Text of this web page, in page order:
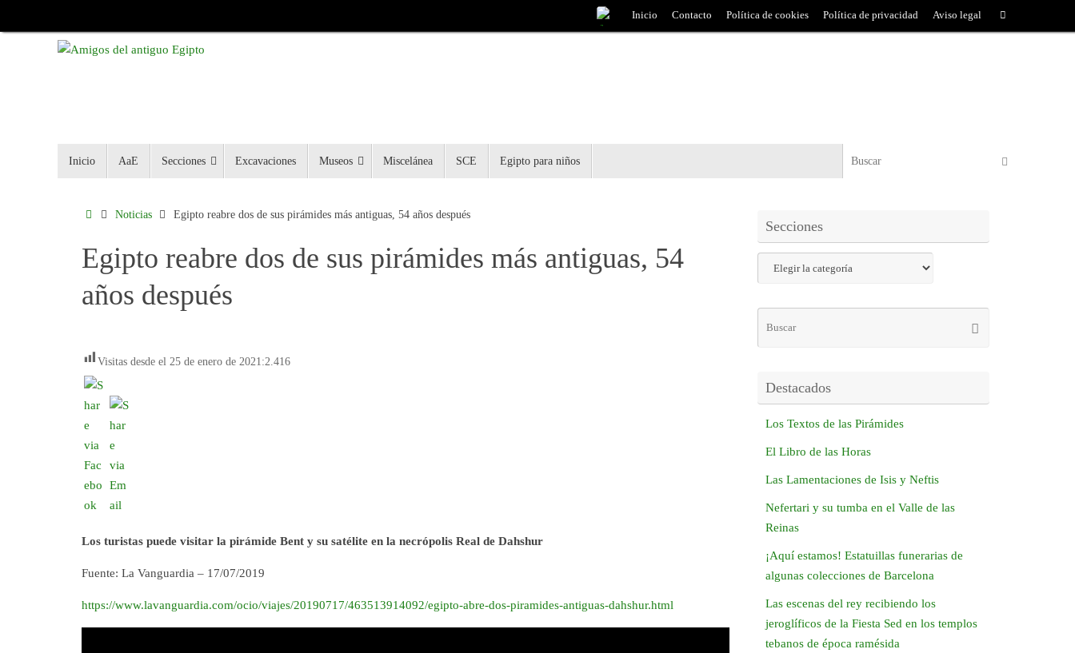
Inicio Contacto Política de cookies Política de privacidad Aviso legal
Inicio AaE Secciones Excavaciones Museos Miscelánea SCE Egipto para niños
Noticias Egipto reabre dos de sus pirámides más antiguas, 54 años después
Egipto reabre dos de sus pirámides más antiguas, 54
años después
Visitas desde el 25 de enero de 2021:2.416
Los turistas puede visitar la pirámide Bent y su satélite en la necrópolis Real de Dahshur
Fuente: La Vanguardia – 17/07/2019
https://www.lavanguardia.com/ocio/viajes/20190717/463513914092/egipto-abre-dos-piramides-antiguas-dahshur.html
Secciones
Destacados
Los Textos de las Pirámides
El Libro de las Horas
Las Lamentaciones de Isis y Neftis
Nefertari y su tumba en el Valle de las
Reinas
¡Aquí estamos! Estatuillas funerarias de
algunas colecciones de Barcelona
Las escenas del rey recibiendo los
jeroglíficos de la Fiesta Sed en los templos
tebanos de época ramésida